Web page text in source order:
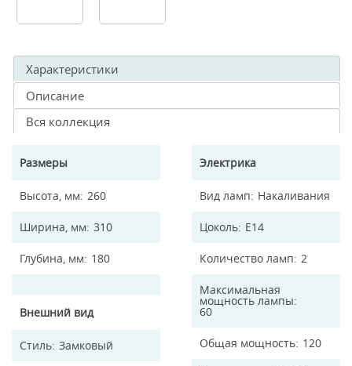
Характеристики
Описание
Вся коллекция
Размеры
Высота, мм 260
Ширина, мм 310
Глубина, мм 180
Внешний вид
Стиль Замковый
Электрика
Вид ламп Накаливания
Цоколь E14
Количество ламп 2
Максимальная
мощность лампы
60
Общая мощность 120